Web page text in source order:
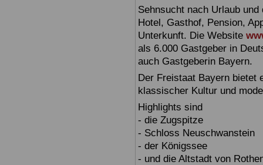
Sehnsucht nach Urlaub
Hotel, Gasthof, Pension,
Unterkunft. Die Website
als 6.000 Gastgeber in
auch Gastgeberin Bayern.
Der Freistaat Bayern bietet
klassischer Kultur und
Highlights sind
- die Zugspitze
- Schloss Neuschwanstein
- der Königssee
- und die Altstadt von